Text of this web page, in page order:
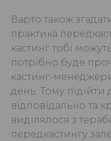
Варто також
практика
кастинг тобі
потрібно буде
кастинг-
день. Тому
відповідально та
виділялося з
передкастингу